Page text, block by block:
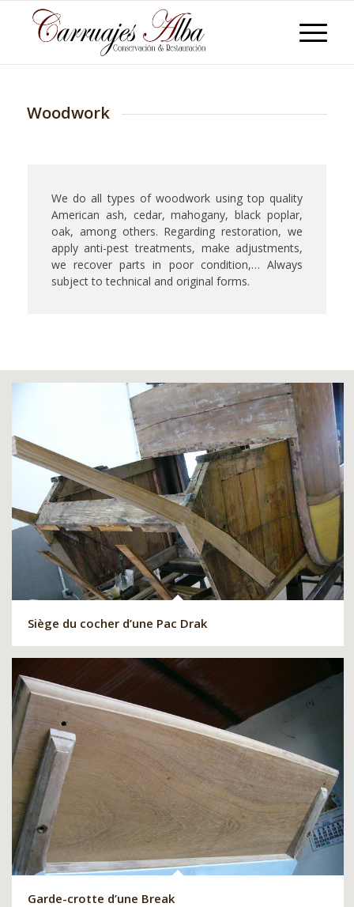
Woodwork
We do all types of woodwork using top quality
American ash, cedar, mahogany, black poplar,
oak, among others. Regarding restoration, we
apply anti-pest treatments, make adjustments,
we recover parts in poor condition,… Always
subject to technical and original forms.
Siège du cocher d’une Pac Drak
Garde-crotte d’une Break